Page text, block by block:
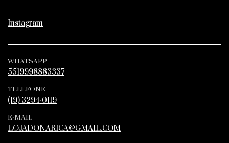
Instagram
WHATSAPP
5519998883337
TELEFONE
(19) 3294-0119
E-MAIL
LOJADONARICA@GMAIL.COM